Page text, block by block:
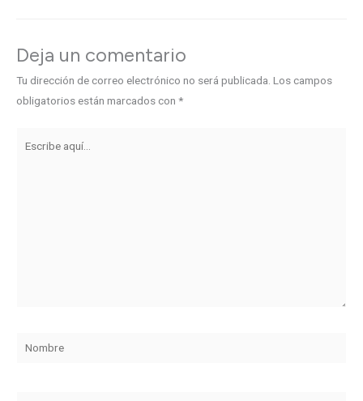
Deja un comentario
Tu dirección de correo electrónico no será publicada. Los campos
obligatorios están marcados con *
Nombre